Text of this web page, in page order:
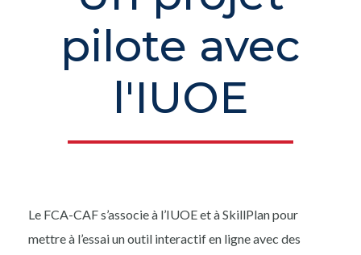
pilote avec
l'IUOE
Le FCA-CAF s’associe à l’IUOE et à SkillPlan pour
mettre à l’essai un outil interactif en ligne avec des